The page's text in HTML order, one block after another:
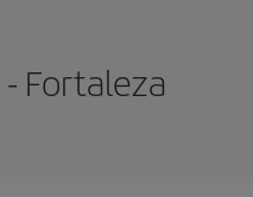
Fortaleza